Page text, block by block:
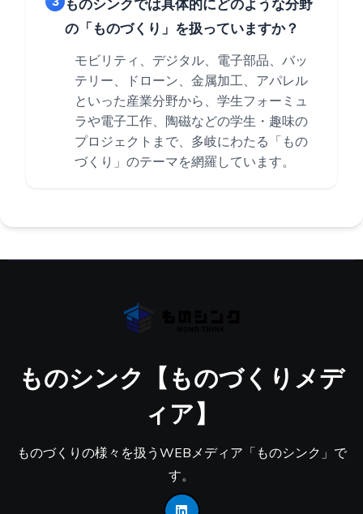
ものシンクでは具体的にどのような分野
の「ものづくり」を扱っていますか？
モビリティ、デジタル、電子部品、バッ
テリー、ドローン、金属加工、アパレル
といった産業分野から、学生フォーミュ
ラや電子工作、陶磁などの学生・趣味の
プロジェクトまで、多岐にわたる「もの
づくり」のテーマを網羅しています。
ものシンク【ものづくりメデ
ィア】
ものづくりの様々を扱うWEBメディア「ものシンク」で
す。